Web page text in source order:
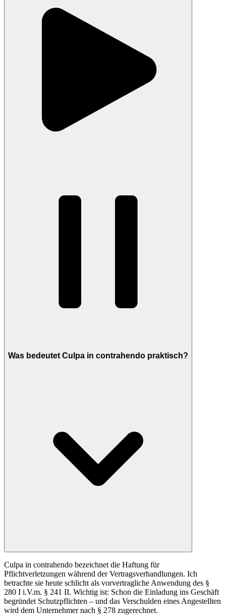
Was bedeutet Culpa in contrahendo praktisch?
Culpa in contrahendo bezeichnet die Haftung für
Pflichtverletzungen während der Vertragsverhandlungen. Ich
betrachte sie heute schlicht als vorvertragliche Anwendung des §
280 I i.V.m. § 241 II. Wichtig ist: Schon die Einladung ins Geschäft
begründet Schutzpflichten – und das Verschulden eines Angestellten
wird dem Unternehmer nach § 278 zugerechnet.